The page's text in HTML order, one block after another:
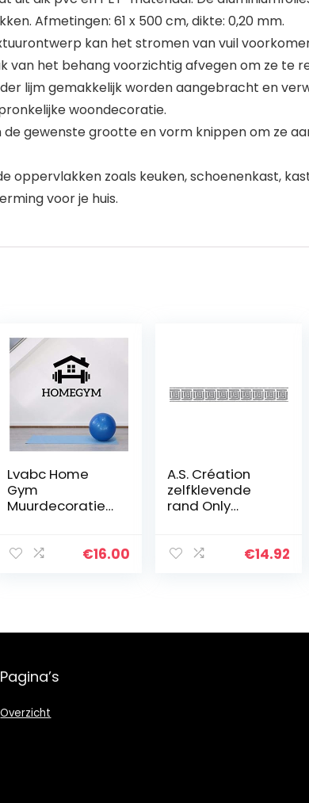
Afmetingen: 61 x 500 cm, dikte: 0,20 mm.
kan het stromen van vuil
van het behang voorzichtig afvegen om ze te
lijm gemakkelijk worden aangebracht en
woondecoratie.
de gewenste grootte en vorm knippen om ze
oppervlakken zoals keuken, schoenenkast,
voor je huis.
Lvabc Home
Gym
Muurdecoratie
Kamer Decor
€16.00
A.S. Création
zelfklevende
rand Only
zwart wit Made
€14.92
Pagina’s
Overzicht